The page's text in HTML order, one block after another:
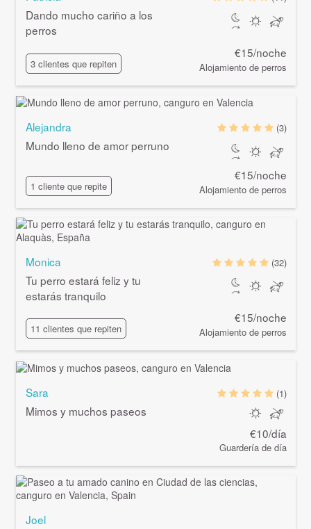
Dando mucho cariño a los
perros
3 clientes que repiten
€15/noche
Alojamiento de perros
Alejandra
Mundo lleno de amor perruno
1 cliente que repite
(3)
€15/noche
Alojamiento de perros
Monica
Tu perro estará feliz y tu
estarás tranquilo
11 clientes que repiten
(32)
€15/noche
Alojamiento de perros
Sara
Mimos y muchos paseos
(1)
€10/día
Guardería de día
Joel